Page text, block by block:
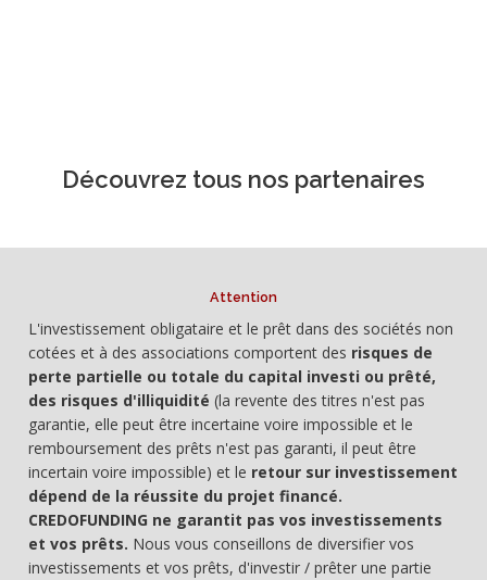
Découvrez tous nos partenaires
Attention
L'investissement obligataire et le prêt dans des sociétés non
cotées et à des associations comportent des risques de
perte partielle ou totale du capital investi ou prêté,
des risques d'illiquidité (la revente des titres n'est pas
garantie, elle peut être incertaine voire impossible et le
remboursement des prêts n'est pas garanti, il peut être
incertain voire impossible) et le retour sur investissement
dépend de la réussite du projet financé.
CREDOFUNDING ne garantit pas vos investissements
et vos prêts. Nous vous conseillons de diversifier vos
investissements et vos prêts, d'investir / prêter une partie